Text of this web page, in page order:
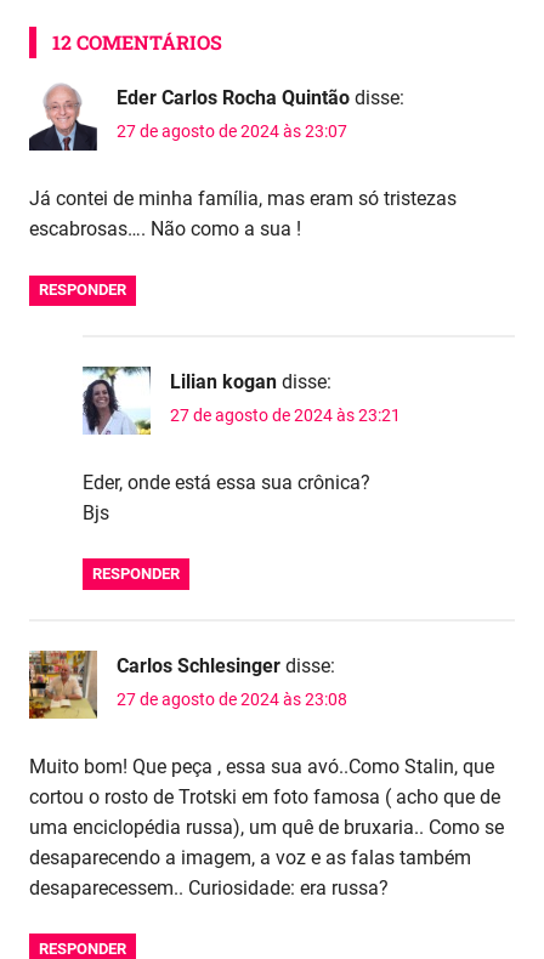
12 COMENTÁRIOS
Eder Carlos Rocha Quintão disse:
27 de agosto de 2024 às 23:07
Já contei de minha família, mas eram só tristezas
escabrosas…. Não como a sua !
RESPONDER
Lilian kogan disse:
27 de agosto de 2024 às 23:21
Eder, onde está essa sua crônica?
Bjs
RESPONDER
Carlos Schlesinger disse:
27 de agosto de 2024 às 23:08
Muito bom! Que peça , essa sua avó..Como Stalin, que
cortou o rosto de Trotski em foto famosa ( acho que de
uma enciclopédia russa), um quê de bruxaria.. Como se
desaparecendo a imagem, a voz e as falas também
desaparecessem.. Curiosidade: era russa?
RESPONDER